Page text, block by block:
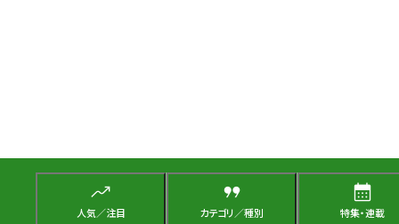
人気／注目 カテゴリ／種別 特集・連載